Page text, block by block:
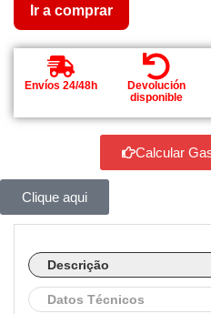
Ir a comprar
Envíos 24/48h
Devolución
disponible
Calcular
Clique aqui
Descrição
Datos Técnicos